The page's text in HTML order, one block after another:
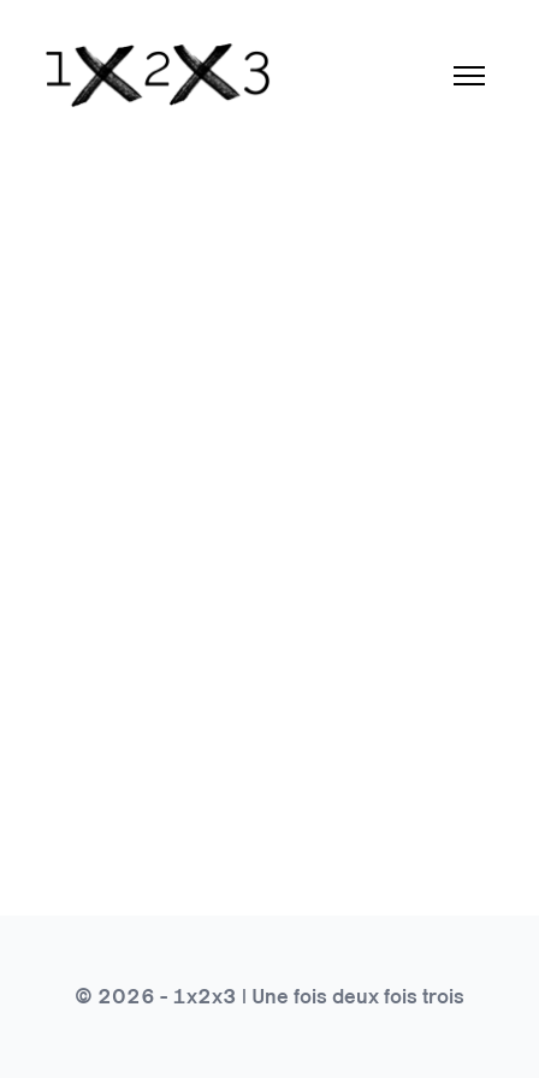
© 2026 - 1x2x3 | Une fois deux fois trois